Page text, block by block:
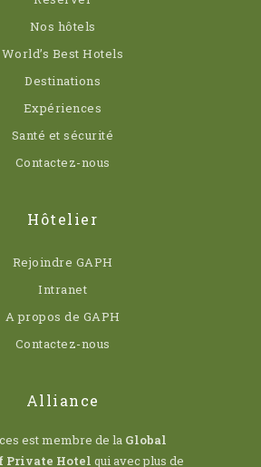
Nos hôtels
World’s Best Hotels
Destinations
Expériences
Santé et sécurité
Contactez-nous
Hôtelier
Rejoindre GAPH
Intranet
A propos de GAPH
Contactez-nous
Alliance
est membre de la Global
Private Hotel qui avec plus de